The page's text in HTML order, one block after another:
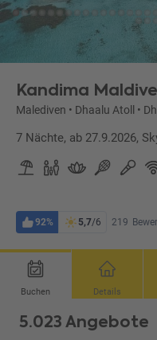
Kandima
Malediven • Dhaalu Atoll •
7 Nächte, ab 27.9.2026,
92% 5,7/6 219
Buchen Details
5.023 Angebote